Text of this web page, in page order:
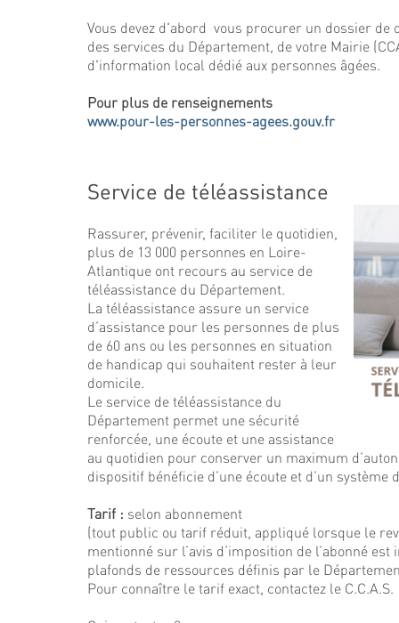
Vous devez d'abord vous procurer un dossier de
des services du Département, de votre Mairie
d'information local dédié aux personnes âgées.
Pour plus de renseignements
www.pour-les-personnes-agees.gouv.fr
Service de téléassistance
Rassurer, prévenir, faciliter le quotidien,
plus de 13 000 personnes en Loire-
Atlantique ont recours au service de
téléassistance du Département.
La téléassistance assure un service
d’assistance pour les personnes de plus
de 60 ans ou les personnes en situation
de handicap qui souhaitent rester à leur
domicile.
Le service de téléassistance du
Département permet une sécurité
renforcée, une écoute et une assistance
au quotidien pour conserver un maximum
dispositif bénéficie d’une écoute et d’un système
Tarif : selon abonnement
(tout public ou tarif réduit, appliqué lorsque le
mentionné sur l’avis d’imposition de l’abonné
plafonds de ressources définis par le
Pour connaître le tarif exact, contactez le C.C.A.S.